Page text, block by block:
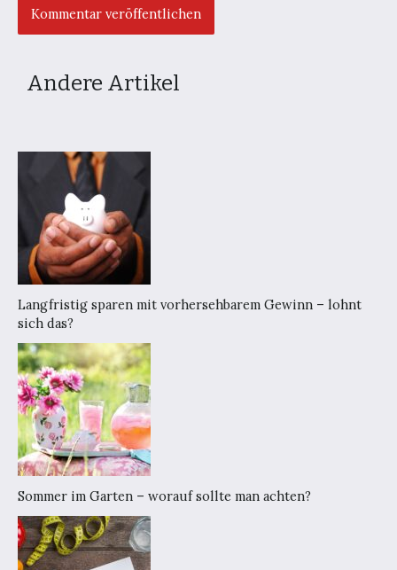
Andere Artikel
Langfristig sparen mit vorhersehbarem Gewinn – lohnt
sich das?
Sommer im Garten – worauf sollte man achten?